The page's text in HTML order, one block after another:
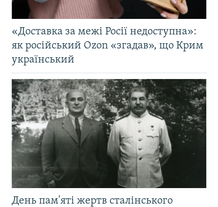
«Доставка за межі Росії недоступна»:
як російський Ozon «згадав», що Крим
український
День пам'яті жертв сталінського